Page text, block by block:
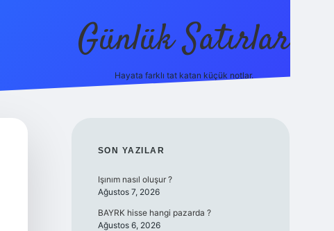
Günlük Satırlar
Hayata farklı tat katan küçük notlar.
SIDEBAR
SON YAZILAR
Işınım nasıl oluşur ?
Ağustos 7, 2026
BAYRK hisse hangi pazarda ?
Ağustos 6, 2026